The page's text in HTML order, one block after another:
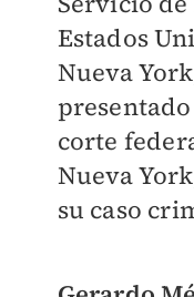
Estados
Nueva
corte
Nueva
su caso